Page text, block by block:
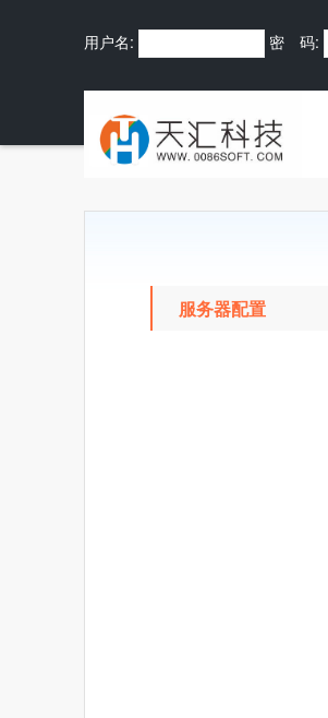
用户名: 密 码:
服务器配置